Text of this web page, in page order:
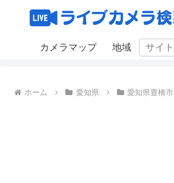
カメラマップ 地域
ホーム 愛知県 愛知県豊橋市